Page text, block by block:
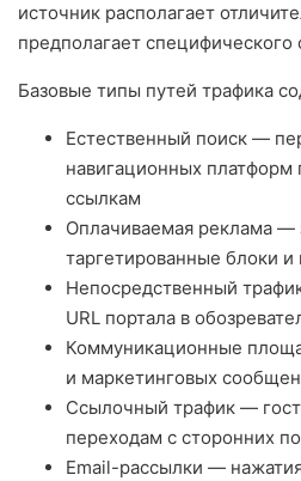
источник располагает
предполагает специфического
Базовые типы путей трафика
Естественный поиск —
навигационных
ссылкам
Оплачиваемая реклама —
таргетированные блоки
Непосредственный
URL портала в
Коммуникационные
и маркетинговых
Ссылочный трафик —
переходам с сторонних
Email-рассылки —